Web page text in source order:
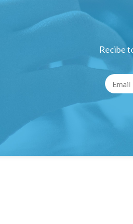
Recibe